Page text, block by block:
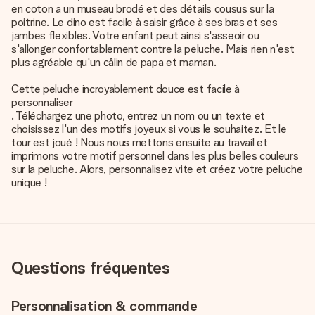
en coton a un museau brodé et des détails cousus sur la
poitrine. Le dino est facile à saisir grâce à ses bras et ses
jambes flexibles. Votre enfant peut ainsi s'asseoir ou
s'allonger confortablement contre la peluche. Mais rien n'est
plus agréable qu'un câlin de papa et maman.
Cette peluche incroyablement douce est facile à
personnaliser
. Téléchargez une photo, entrez un nom ou un texte et
choisissez l'un des motifs joyeux si vous le souhaitez. Et le
tour est joué ! Nous nous mettons ensuite au travail et
imprimons votre motif personnel dans les plus belles couleurs
sur la peluche. Alors, personnalisez vite et créez votre peluche
unique !
Questions fréquentes
Personnalisation & commande